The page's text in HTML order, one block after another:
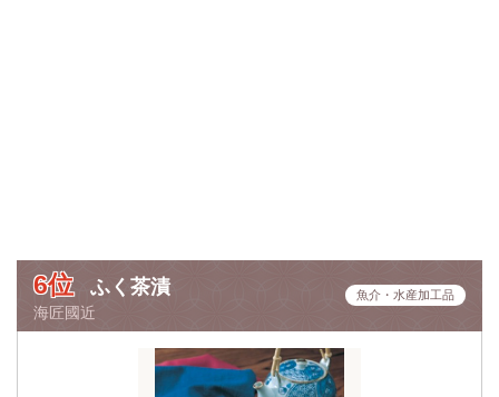
6位 ふく茶漬
海匠國近
魚介・水産加工品